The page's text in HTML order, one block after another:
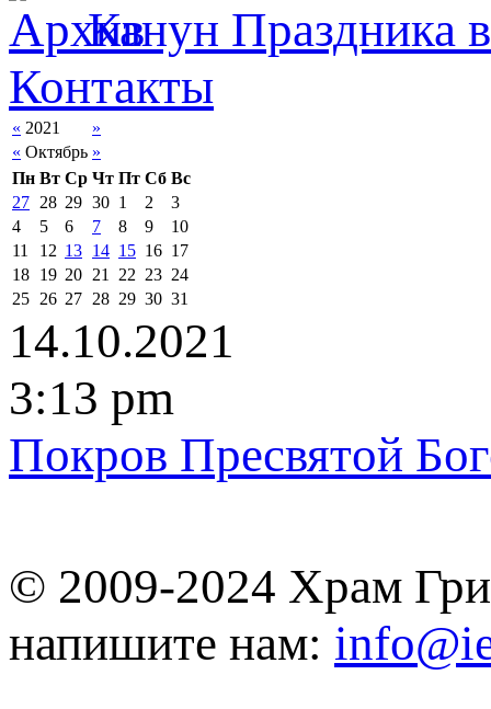
Канун Праздника
Контакты
« 2021
»
« Октябрь »
Пн Вт Ср Чт Пт Сб Вс
27 28 29 30 1 2
3
4
5 6 7 8 9
10
11
12 13 14 15 16 17
18 19 20 21 22 23 24
25 26 27 28 29 30 31
14.10.2021
3:13 pm
Пoкрoв Пpecвятoй
© 2009-2024 Храм
напишите нам: